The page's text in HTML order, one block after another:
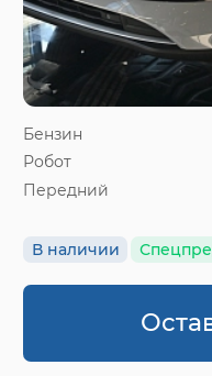
Бензин
Робот
Передний
В наличии